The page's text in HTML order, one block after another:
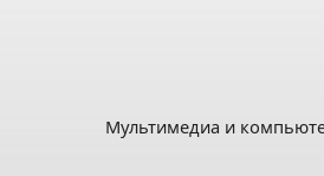
Мультимедиа и